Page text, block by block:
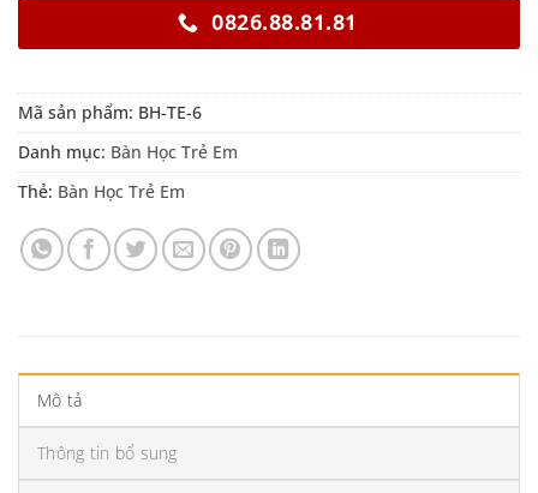
0826.88.81.81
Mã sản phẩm: BH-TE-6
Danh mục: Bàn Học Trẻ Em
Thẻ: Bàn Học Trẻ Em
Mô tả
Thông tin bổ sung